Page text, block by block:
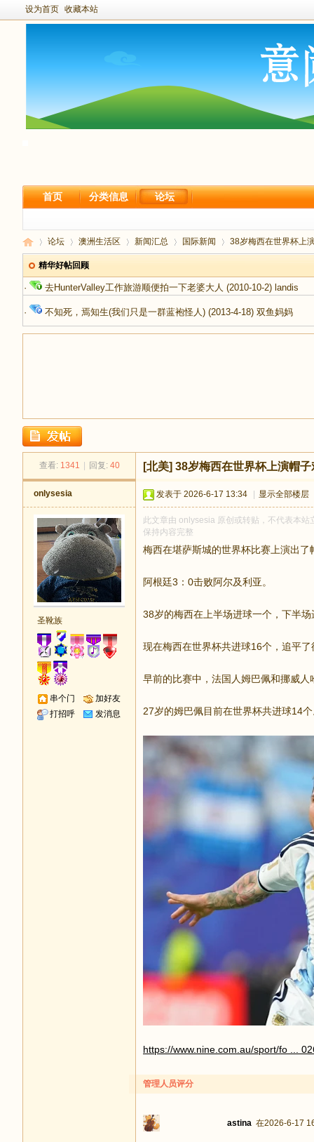
设为首页 收藏本站
首页 分类信息 论坛
足
论坛 澳洲生活区 新闻汇总 国际新闻 38岁梅西在世界杯上
精华好帖回顾
· 去HunterValley工作旅游顺便拍一下老婆大人 (2010-10-2) landis
· 不知死，焉知生(我们只是一群蓝袍怪人) (2013-4-18) 双鱼妈妈
查看: 1341 回复: 40 [北美] 38岁梅西在世界杯上演帽子
onlysesia
圣靴族
串个门
加好友
打招呼
发消息
发表于 2026-6-17 13:34 显示全部楼层
此文章由 onlysesia 原创或转贴，不代表本
保持内容完整
梅西在堪萨斯城的世界杯比赛上演出了
阿根廷3：0击败阿尔及利亚。
38岁的梅西在上半场进球一个，下半
现在梅西在世界杯共进球16个，追平
早前的比赛中，法国人姆巴佩和挪威人
27岁的姆巴佩目前在世界杯共进球14
https://www.nine.com.au/sport/fo ...
管理人员评分
astina 在2026-6-17